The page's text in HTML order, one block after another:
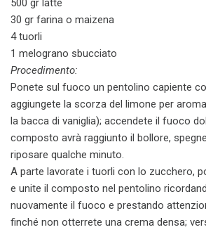
500 gr latte
30 gr farina o maizena
4 tuorli
1 melograno sbucciato
Procedimento:
Ponete sul fuoco un pentolino capiente
aggiungete la scorza del limone per
la bacca di vaniglia); accendete il fuoco
composto avrà raggiunto il bollore,
riposare qualche minuto.
A parte lavorate i tuorli con lo zucchero,
e unite il composto nel pentolino
nuovamente il fuoco e prestando
finché non otterrete una crema densa;